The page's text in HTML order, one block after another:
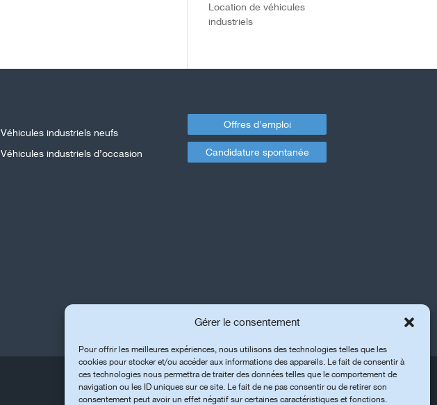
Gérer le consentement
Pour offrir les meilleures expériences, nous utilisons des technologies telles que les
cookies pour stocker et/ou accéder aux informations des appareils. Le fait de consentir à
ces technologies nous permettra de traiter des données telles que le comportement de
navigation ou les ID uniques sur ce site. Le fait de ne pas consentir ou de retirer son
consentement peut avoir un effet négatif sur certaines caractéristiques et fonctions.
Location de véhicules
industriels
Véhicules industriels neufs
Véhicules industriels d’occasion
Offres d'emploi
Candidature spontanée